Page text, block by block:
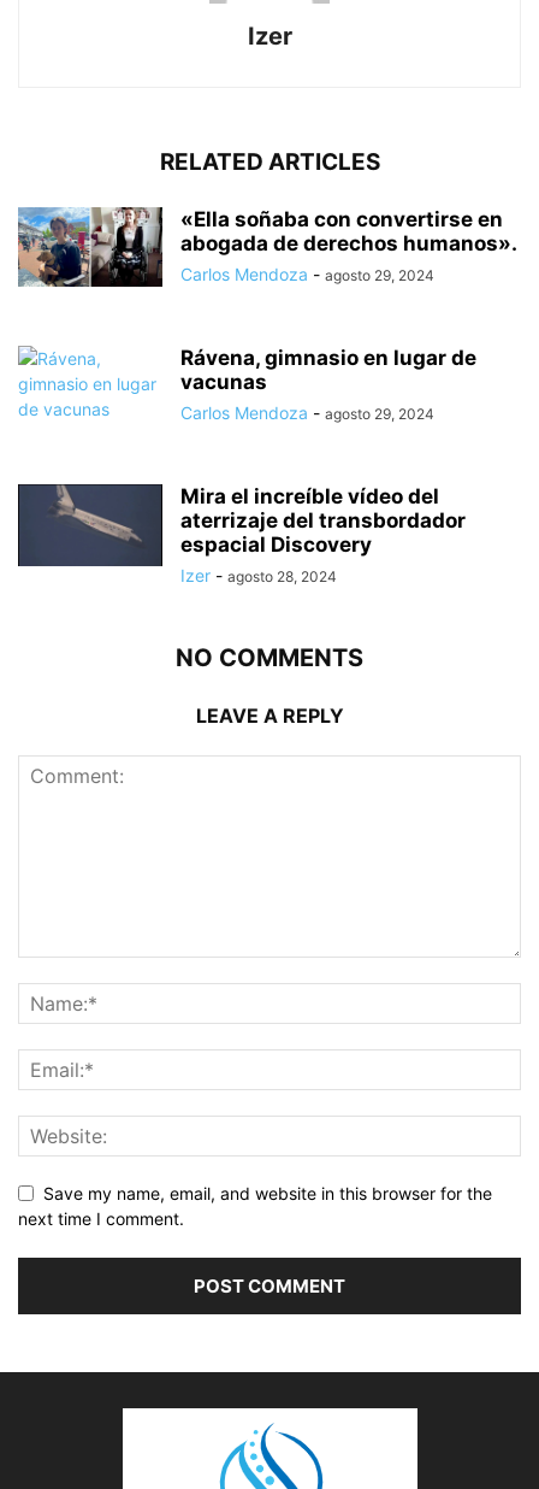
Izer
RELATED ARTICLES
«Ella soñaba con convertirse en
abogada de derechos humanos».
Carlos Mendoza - agosto 29, 2024
Rávena, gimnasio en lugar de
vacunas
Carlos Mendoza - agosto 29, 2024
Mira el increíble vídeo del
aterrizaje del transbordador
espacial Discovery
Izer - agosto 28, 2024
NO COMMENTS
LEAVE A REPLY
Save my name, email, and website in this browser for the
next time I comment.